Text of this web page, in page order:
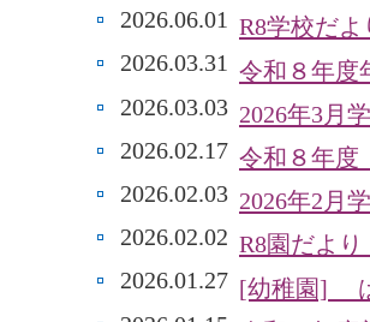
2026.06.01 R8学校だ
2026.03.31 令和８年度
2026.03.03 2026年3月
2026.02.17 令和８年
2026.02.03 2026年2月
2026.02.02 R8園だより
2026.01.27 [幼稚園]